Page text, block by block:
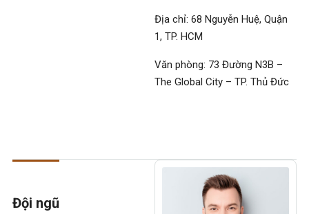
Địa chỉ: 68 Nguyễn Huệ, Quận
1, TP. HCM
Văn phòng: 73 Đường N3B –
The Global City – TP. Thủ Đức
Đội ngũ